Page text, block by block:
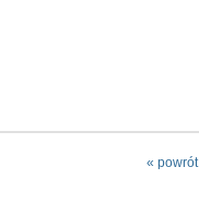
« powrót